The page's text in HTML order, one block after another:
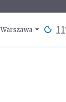
Warszawa 11